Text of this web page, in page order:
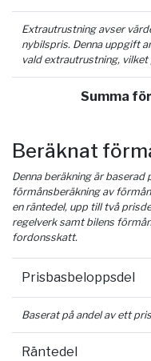
Extrautrustning avser
nybilspris. Denna uppgift
vald extrautrustning,
Summa
Beräknat
Denna beräkning är
förmånsberäkning av
en räntedel, upp till två
regelverk samt bilens
fordonsskatt.
Prisbasbeloppsdel
Baserat på andel av ett
Räntedel